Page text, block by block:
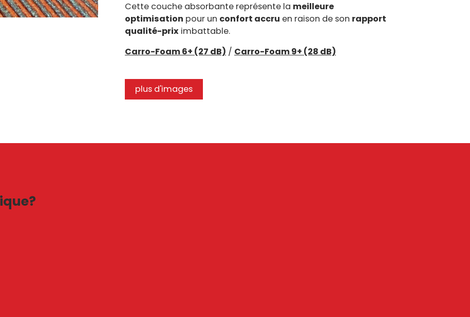
Cette couche absorbante représente la meilleure
optimisation pour un confort accru en raison de son rapport
qualité-prix imbattable.
Carro-Foam 6+ (27 dB) / Carro-Foam 9+ (28 dB)
plus d'images